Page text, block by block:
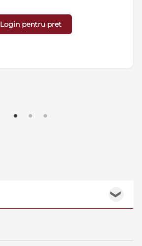
Login pentru pret
❯